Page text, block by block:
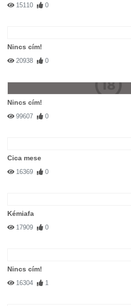
15110 0
Nincs cím!
20938 0
Nincs cím!
99607 0
Cica mese
16369 0
Kémiafa
17909 0
Nincs cím!
16304 1